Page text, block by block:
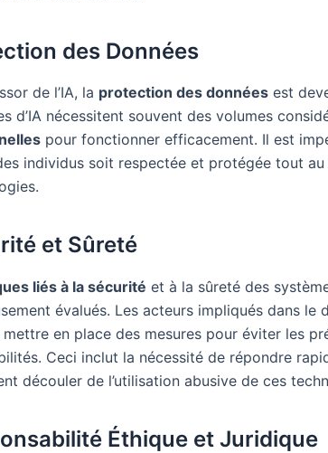
des Données
de l’IA, la protection des données est
d’IA nécessitent souvent des volumes
pour fonctionner efficacement. Il est
individus soit respectée et protégée tout
et Sûreté
liés à la sécurité et à la sûreté des
évalués. Les acteurs impliqués dans le
en place des mesures pour éviter les
Ceci inclut la nécessité de répondre
découler de l’utilisation abusive de ces
Éthique et Juridique